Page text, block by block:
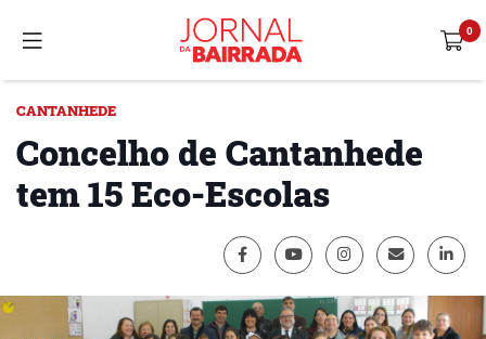
CANTANHEDE
Concelho de Cantanhede
tem 15 Eco-Escolas